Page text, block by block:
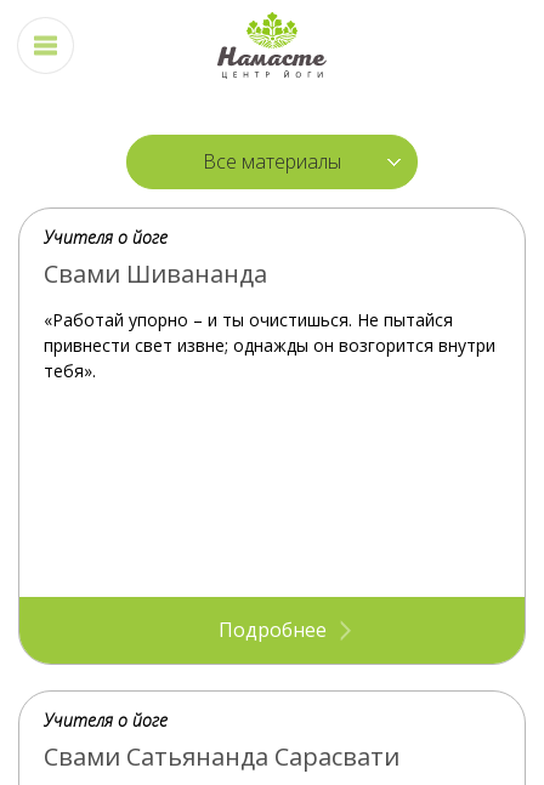
Все материалы
Учителя о йоге
Свами Шивананда
«Работай упорно – и ты очистишься. Не пытайся
привнести свет извне; однажды он возгорится внутри
тебя».
Подробнее
Учителя о йоге
Свами Сатьянанда Сарасвати